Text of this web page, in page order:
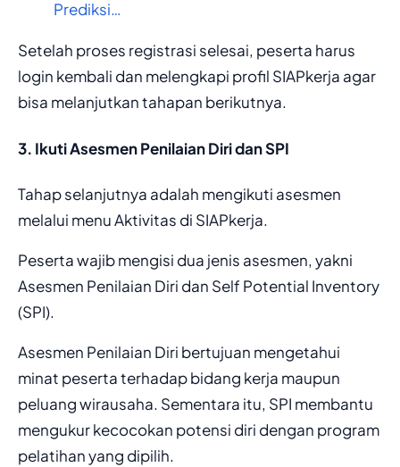
Prediksi…
Setelah proses registrasi selesai, peserta harus
login kembali dan melengkapi profil SIAPkerja agar
bisa melanjutkan tahapan berikutnya.
3. Ikuti Asesmen Penilaian Diri dan SPI
Tahap selanjutnya adalah mengikuti asesmen
melalui menu Aktivitas di SIAPkerja.
Peserta wajib mengisi dua jenis asesmen, yakni
Asesmen Penilaian Diri dan Self Potential Inventory
(SPI).
Asesmen Penilaian Diri bertujuan mengetahui
minat peserta terhadap bidang kerja maupun
peluang wirausaha. Sementara itu, SPI membantu
mengukur kecocokan potensi diri dengan program
pelatihan yang dipilih.